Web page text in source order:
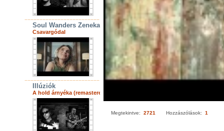
Soul Wanders Zenekar
Csavargódal
Illúziók
A hold árnyéka (remastered)
Megtekintve: 2721 Hozzászólások: 1